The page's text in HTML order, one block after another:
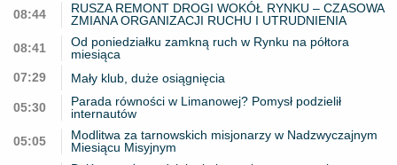
08:44
RUSZA REMONT DROGI WOKÓŁ RYNKU – CZASOWA
ZMIANA ORGANIZACJI RUCHU I UTRUDNIENIA
08:41
Od poniedziałku zamkną ruch w Rynku na półtora
miesiąca
07:29
Mały klub, duże osiągnięcia
05:30
Parada równości w Limanowej? Pomysł podzielił
internautów
05:05
Modlitwa za tarnowskich misjonarzy w Nadzwyczajnym
Miesiącu Misyjnym